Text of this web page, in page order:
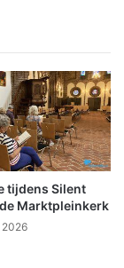
tijdens Silent
Marktpleinkerk
2026